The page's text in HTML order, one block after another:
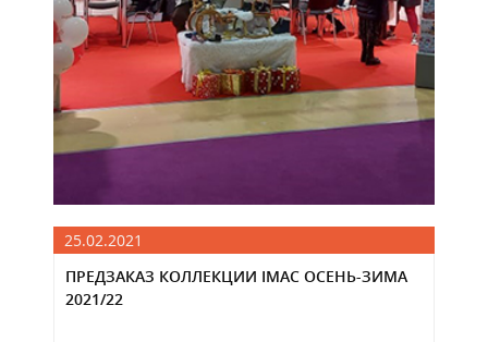
25.02.2021
ПРЕДЗАКАЗ КОЛЛЕКЦИИ IMAC ОСЕНЬ-ЗИМА
2021/22